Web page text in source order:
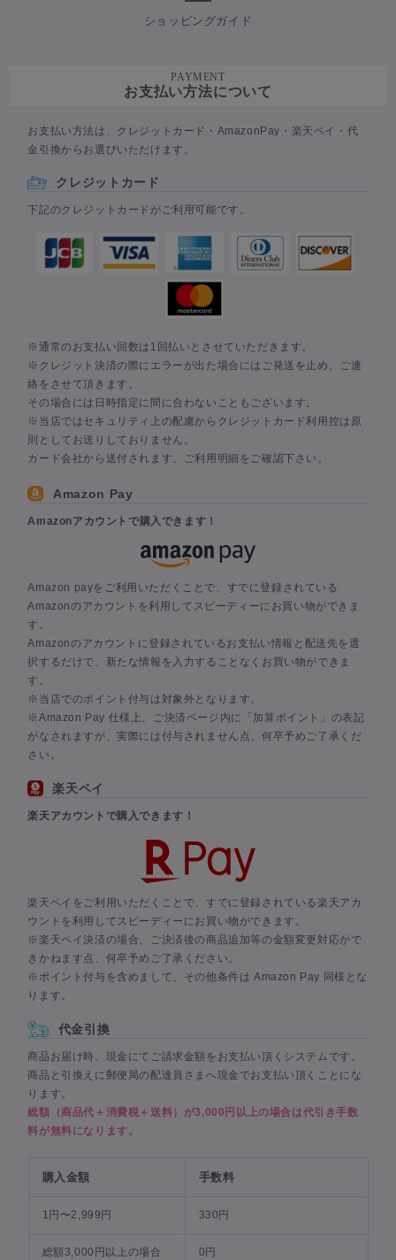
ショッピングガイド
PAYMENT
お支払い方法について
お支払い方法は、クレジットカード・AmazonPay・楽天ペイ・代
金引換からお選びいただけます。
クレジットカード
下記のクレジットカードがご利用可能です。
※通常のお支払い回数は1回払いとさせていただきます。
※クレジット決済の際にエラーが出た場合にはご発送を止め、ご連
絡をさせて頂きます。
その場合には日時指定に間に合わないこともございます。
※当店ではセキュリティ上の配慮からクレジットカード利用控は原
則としてお送りしておりません。
カード会社から送付されます。ご利用明細をご確認下さい。
Amazon Pay
Amazonアカウントで購入できます！
Amazon payをご利用いただくことで、すでに登録されている
Amazonのアカウントを利用してスピーディーにお買い物ができま
す。
Amazonのアカウントに登録されているお支払い情報と配送先を選
択するだけで、新たな情報を入力することなくお買い物ができま
す。
※当店でのポイント付与は対象外となります。
※Amazon Pay 仕様上、ご決済ページ内に「加算ポイント」の表記
がなされますが、実際には付与されません点、何卒予めご了承くだ
さい。
楽天ペイ
楽天アカウントで購入できます！
楽天ペイをご利用いただくことで、すでに登録されている楽天アカ
ウントを利用してスピーディーにお買い物ができます。
※楽天ペイ決済の場合、ご決済後の商品追加等の金額変更対応がで
きかねます点、何卒予めご了承ください。
※ポイント付与を含めまして、その他条件は Amazon Pay 同様とな
ります。
代金引換
商品お届け時、現金にてご請求金額をお支払い頂くシステムです。
商品と引換えに郵便局の配達員さまへ現金でお支払い頂くことにな
ります。
総額（商品代＋消費税＋送料）が3,000円以上の場合は代引き手数
料が無料になります。
購入金額 手数料
1円〜2,999円 330円
総額3,000円以上の場合 0円